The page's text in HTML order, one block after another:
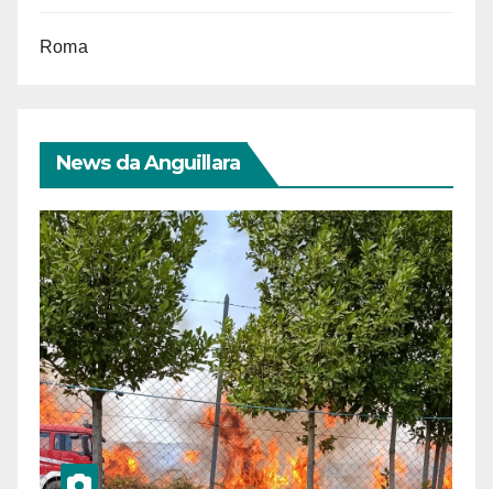
Roma
News da Anguillara